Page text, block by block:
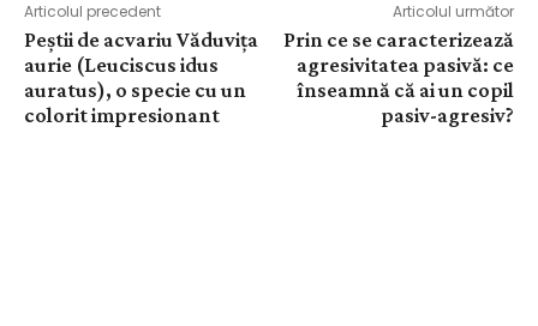
Articolul precedent
Peștii de acvariu Văduvița
aurie (Leuciscus idus
auratus), o specie cu un
colorit impresionant
Articolul următor
Prin ce se caracterizează
agresivitatea pasivă: ce
înseamnă că ai un copil
pasiv-agresiv?